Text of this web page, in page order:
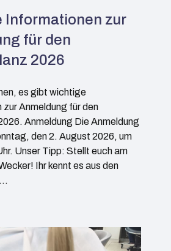
Informationen zur
für den
2026
es gibt wichtige
Anmeldung für den
Anmeldung Die Anmeldung
den 2. August 2026, um
Unser Tipp: Stellt euch am
Ihr kennt es aus den